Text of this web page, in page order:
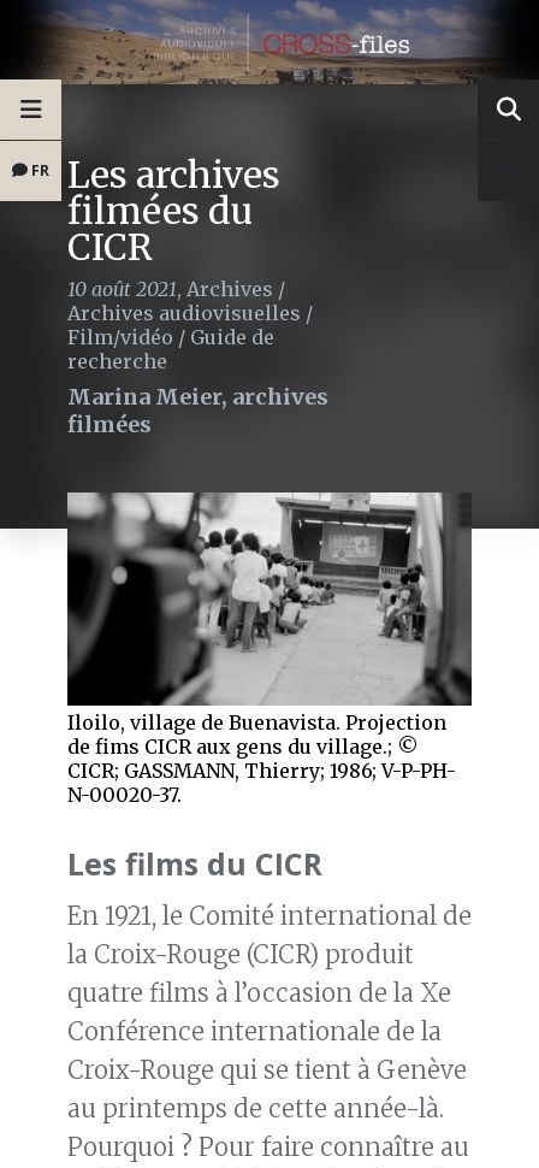
FR Les archives
filmées du
CICR
10 août 2021, Archives /
Archives audiovisuelles /
Film/vidéo / Guide de
recherche
Marina Meier, archives
filmées
Iloilo, village de Buenavista. Projection
de fims CICR aux gens du village.; ©
CICR; GASSMANN, Thierry; 1986; V-P-PH-
N-00020-37.
Les films du CICR
En 1921, le Comité international de
la Croix-Rouge (CICR) produit
quatre films à l’occasion de la Xe
Conférence internationale de la
Croix-Rouge qui se tient à Genève
au printemps de cette année-là.
Pourquoi ? Pour faire connaître au